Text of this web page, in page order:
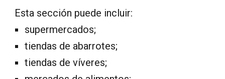
Esta sección puede incluir:
supermercados;
tiendas de abarrotes;
tiendas de víveres;